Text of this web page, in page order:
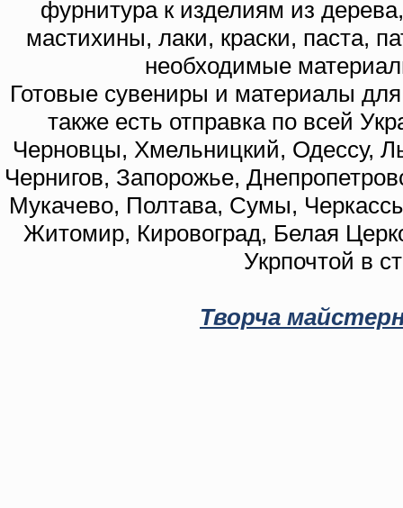
фурнитура к изделиям из
мастихины, лаки, краски, паста,
необходимые
Готовые сувениры и материалы
также есть отправка по всей
Черновцы, Хмельницкий, Одессу,
Чернигов, Запорожье,
Мукачево, Полтава, Сумы,
Житомир, Кировоград, Белая
Укрпочтой в
Творча